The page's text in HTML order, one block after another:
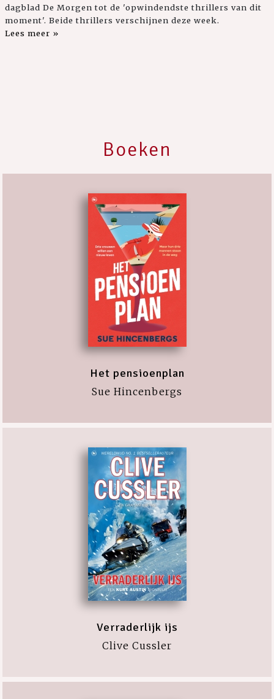
dagblad De Morgen tot de 'opwindendste thrillers van dit
moment'. Beide thrillers verschijnen deze week.
Lees meer »
Boeken
Het pensioenplan
Sue Hincenbergs
Verraderlijk ijs
Clive Cussler